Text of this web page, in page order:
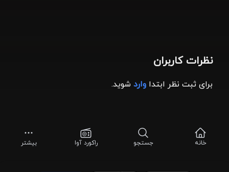
نظرات کاربران
برای ثبت نظر ابتدا وارد شوید.
خانه جستجو راکورد آوا بیشتر